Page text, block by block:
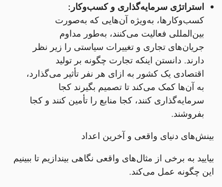
استراتژی سرمایه‌گذاری و کسب‌وکار:
کسب‌وکارها، به‌ویژه آن‌هایی که به‌صورت
بین‌المللی فعالیت می‌کنند، به‌طور مداوم
جریان‌های تجاری و تغییرات سیاستی را زیر نظر
دارند. دانستن اینکه تجارت چگونه بر تولید
اقتصادی یک کشور به ازای هر نفر تأثیر می‌گذارد،
به آن‌ها کمک می‌کند تا تصمیم بگیرند کجا
سرمایه‌گذاری کنند، کجا منابع را تأمین کنند و کجا
بفروشند.
بینش‌های دنیای واقعی و آخرین اعداد
بیایید به برخی از مثال‌های واقعی نگاهی بیندازیم تا ببینیم
این چگونه عمل می‌کند.